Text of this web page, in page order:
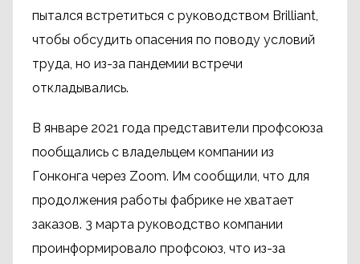
пытался встретиться с руководством Brilliant,
чтобы обсудить опасения по поводу условий
труда, но из-за пандемии встречи
откладывались.
В январе 2021 года представители профсоюза
пообщались с владельцем компании из
Гонконга через Zoom. Им сообщили, что для
продолжения работы фабрике не хватает
заказов. 3 марта руководство компании
проинформировало профсоюз, что из-за